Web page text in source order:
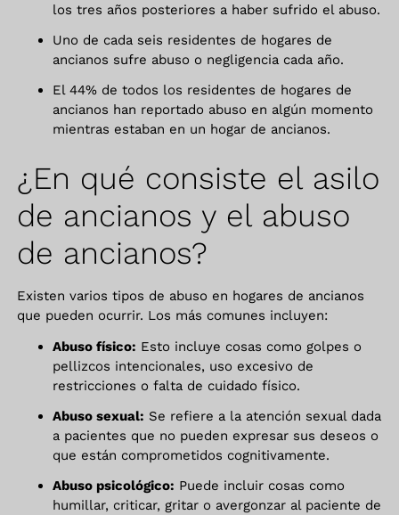
los tres años posteriores a haber sufrido el abuso.
Uno de cada seis residentes de hogares de
ancianos sufre abuso o negligencia cada año.
El 44% de todos los residentes de hogares de
ancianos han reportado abuso en algún momento
mientras estaban en un hogar de ancianos.
¿En qué consiste el asilo
de ancianos y el abuso
de ancianos?
Existen varios tipos de abuso en hogares de ancianos
que pueden ocurrir. Los más comunes incluyen:
Abuso físico: Esto incluye cosas como golpes o
pellizcos intencionales, uso excesivo de
restricciones o falta de cuidado físico.
Abuso sexual: Se refiere a la atención sexual dada
a pacientes que no pueden expresar sus deseos o
que están comprometidos cognitivamente.
Abuso psicológico: Puede incluir cosas como
humillar, criticar, gritar o avergonzar al paciente de